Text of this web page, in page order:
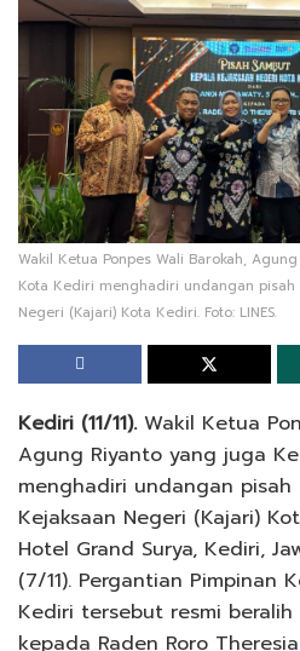
Wakil Ketua Ponpes Wali Barokah,
Kota Kediri menghadiri undangan pisah
Negeri (Kajari) Kota Kediri. Foto: LINES.
Kediri (11/11).Wakil Ketua
Agung Riyanto yang juga
menghadiri undangan pisah
Kejaksaan Negeri (Kajari)
Hotel Grand Surya, Kediri,
(7/11). Pergantian Pimpinan
Kediri tersebut resmi
kepada Raden Roro